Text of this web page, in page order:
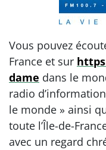
Vous pouvez
France et sur
dame dans le
radio
le monde » ainsi
toute l’Île-de-
avec un regard